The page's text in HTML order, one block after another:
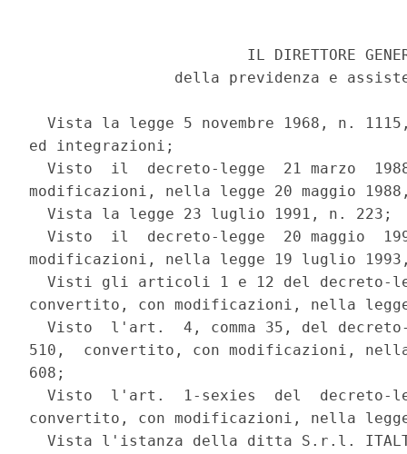
IL DIRETTORE
della previdenza e
Vista la legge 5 novembre 1968, n.
ed integrazioni;
Visto  il  decreto-legge  21 marzo
modificazioni, nella legge 20 maggio
  Vista la legge 23 luglio 1991, n. 223;
Visto  il  decreto-legge  20 maggio
modificazioni, nella legge 19 luglio
Visti gli articoli 1 e 12 del decreto-
convertito, con modificazioni, nella
Visto  l'art.  4, comma 35, del
510,  convertito, con modificazioni, nella
608;
Visto  l'art.  1-sexies  del  decreto-
convertito, con modificazioni, nella
Vista l'istanza della ditta S.r.l.